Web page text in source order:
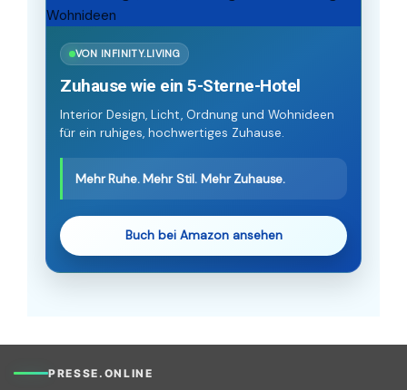
VON INFINITY.LIVING
Zuhause wie ein 5-Sterne-Hotel
Interior Design, Licht, Ordnung und Wohnideen
für ein ruhiges, hochwertiges Zuhause.
Mehr Ruhe. Mehr Stil. Mehr Zuhause.
Buch bei Amazon ansehen
PRESSE.ONLINE